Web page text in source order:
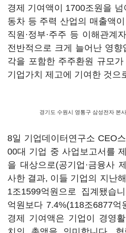
경제 기여액이 1700조원을 넘
동차 등 주력 산업의 매출액
직원·정부·주주 등 이해관계
전반적으로 크게 늘어난 영향
각을 포함한 주주환원 규모
기업가치 제고에 기여한 것으
경기도 수원시 영통구 삼성전자 본
8일 기업데이터연구소 CEO
00대 기업 중 사업보고서를
을 대상으로(공기업·금융사
사한 결과, 이들 기업의 지난
1조1599억원으로 집계됐습
억원보다 7.4%(118조6877억
경제 기여액은 기업이 경영